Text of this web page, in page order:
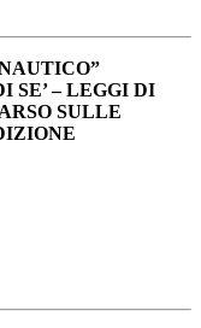
SE’ – LEGGI DI
SULLE